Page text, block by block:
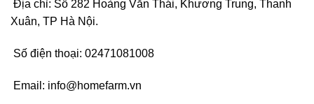
Địa chỉ: Số 282 Hoàng Văn Thái, Khương Trung, Thanh
Xuân, TP Hà Nội.
Số điện thoại: 02471081008
Email: info@homefarm.vn